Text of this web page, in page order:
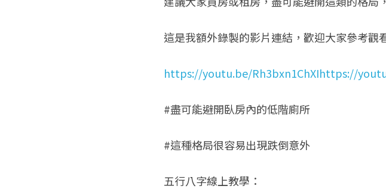
這是我額外錄製的影片連結，歡迎大家參考觀
https://youtu.be/Rh3bxn1ChXIhttps://
#盡可能避開臥房內的低階廁所
#這種格局很容易出現跌倒意外
五行八字線上教學：